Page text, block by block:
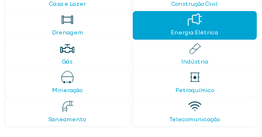
Casa e Lazer Construção Civil
Drenagem Energia Elétrica
Gás Indústria
Mineração Petroquímico
Saneamento Telecomunicação